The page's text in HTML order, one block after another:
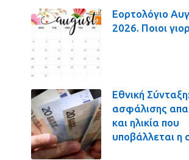
Εορτολόγιο
2026. Ποιοι
Εθνική
ασφάλισης
και ηλικία που
υποβάλλεται η